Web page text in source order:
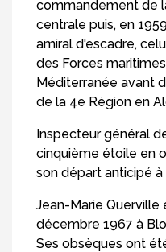
commandement de
centrale puis, en
amiral d'escadre,
des Forces
Méditerranée avant
de la 4e Région en
Inspecteur général
cinquième étoile en
son départ anticipé à
Jean-Marie
décembre 1967 à
Ses obsèques ont